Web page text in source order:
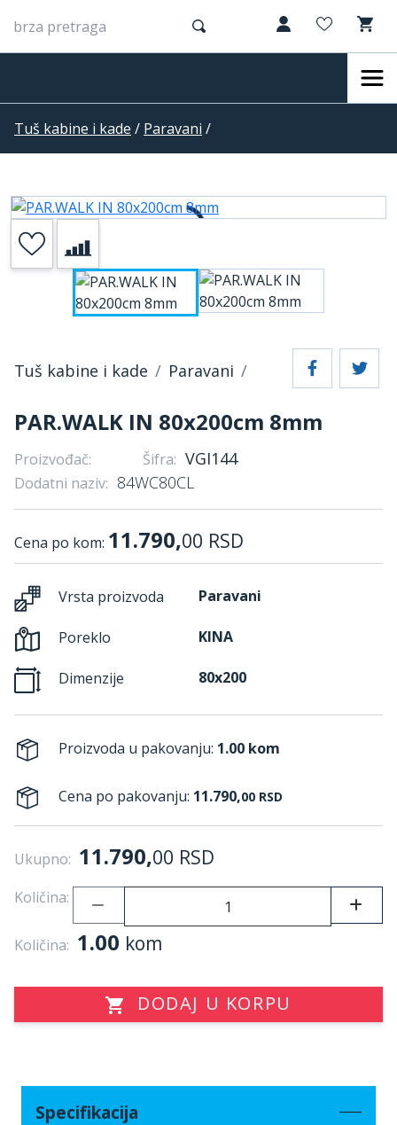
Tuš kabine i kade / Paravani /
Tuš kabine i kade Paravani
PAR.WALK IN 80x200cm 8mm
Proizvođač: Šifra: VGI144
Dodatni naziv: 84WC80CL
Cena po kom: 11.790,00 RSD
Vrsta proizvoda Paravani
Poreklo KINA
Dimenzije 80x200
Proizvoda u pakovanju: 1.00 kom
Cena po pakovanju: 11.790,00 RSD
Ukupno: 11.790,00 RSD
Količina:
Količina: 1.00 kom
DODAJ U KORPU
Specifikacija